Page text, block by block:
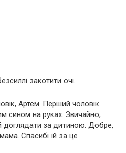
закотити очі.
Артем. Перший чоловік
сином на руках. Звичайно,
доглядати за дитиною. Добре,
Спасибі їй за це